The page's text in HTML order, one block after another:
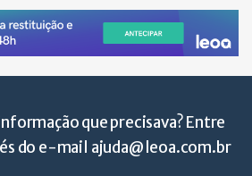
que precisava? Entre
do e-mail ajuda@leoa.com.br